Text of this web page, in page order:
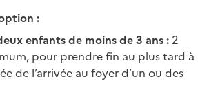
:
enfants de moins de 3 ans : 2
pour prendre fin au plus tard à
de l’arrivée au foyer d’un ou des